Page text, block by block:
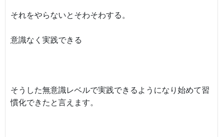
それをやらないとそわそわする。
意識なく実践できる
そうした無意識レベルで実践できるようになり始めて習
慣化できたと言えます。